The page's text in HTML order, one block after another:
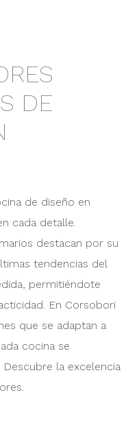
DE
de diseño en
cada detalle.
destacan por su
tendencias del
permitiéndote
En Corsobori
que se adaptan a
cocina se
la excelencia